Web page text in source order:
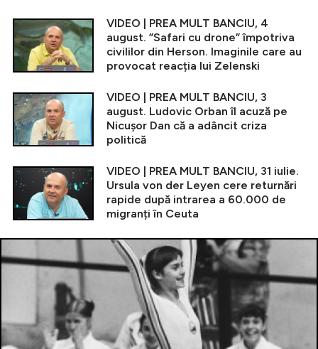
VIDEO | PREA MULT BANCIU, 4
august. ”Safari cu drone” împotriva
civililor din Herson. Imaginile care au
provocat reacția lui Zelenski
VIDEO | PREA MULT BANCIU, 3
august. Ludovic Orban îl acuză pe
Nicușor Dan că a adâncit criza
politică
VIDEO | PREA MULT BANCIU, 31 iulie.
Ursula von der Leyen cere returnări
rapide după intrarea a 60.000 de
migranți în Ceuta